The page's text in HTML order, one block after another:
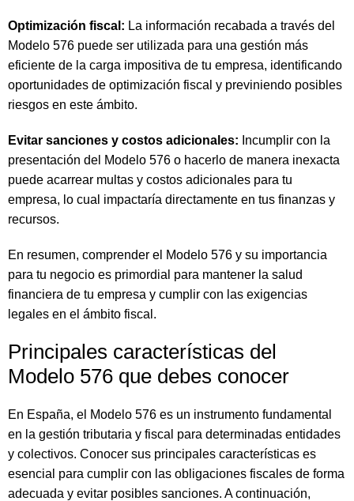
Optimización fiscal: La información recabada a través del
Modelo 576 puede ser utilizada para una gestión más
eficiente de la carga impositiva de tu empresa, identificando
oportunidades de optimización fiscal y previniendo posibles
riesgos en este ámbito.
Evitar sanciones y costos adicionales: Incumplir con la
presentación del Modelo 576 o hacerlo de manera inexacta
puede acarrear multas y costos adicionales para tu
empresa, lo cual impactaría directamente en tus finanzas y
recursos.
En resumen, comprender el Modelo 576 y su importancia
para tu negocio es primordial para mantener la salud
financiera de tu empresa y cumplir con las exigencias
legales en el ámbito fiscal.
Principales características del
Modelo 576 que debes conocer
En España, el Modelo 576 es un instrumento fundamental
en la gestión tributaria y fiscal para determinadas entidades
y colectivos. Conocer sus principales características es
esencial para cumplir con las obligaciones fiscales de forma
adecuada y evitar posibles sanciones. A continuación,